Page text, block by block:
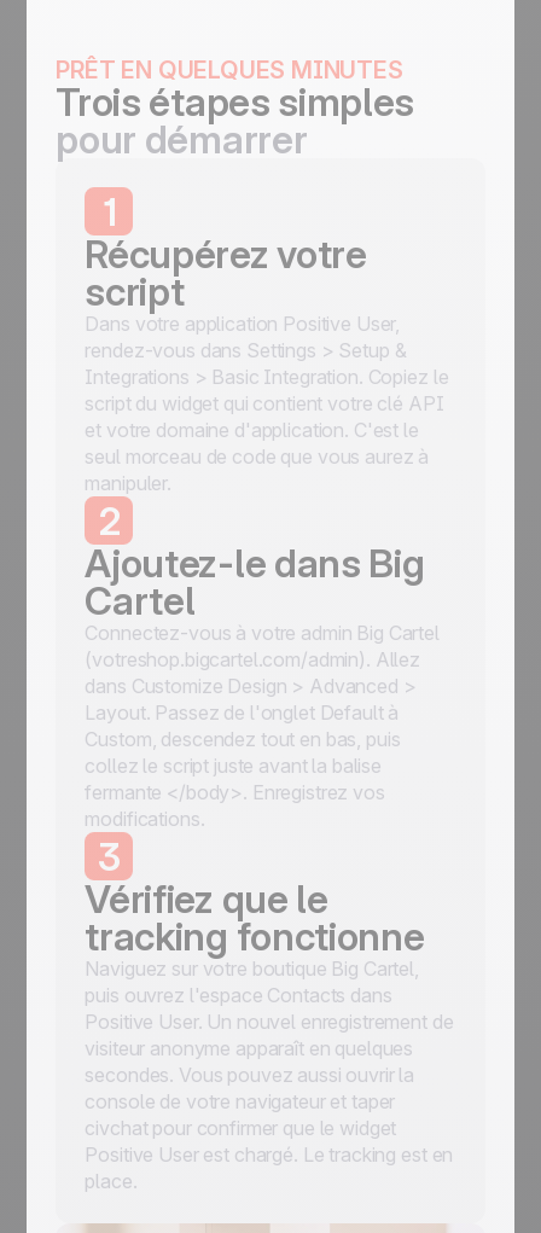
PRÊT EN QUELQUES MINUTES
Trois étapes simples
pour démarrer
1
Récupérez votre
script
Dans votre application Positive User,
rendez-vous dans Settings > Setup &
Integrations > Basic Integration. Copiez le
script du widget qui contient votre clé API
et votre domaine d'application. C'est le
seul morceau de code que vous aurez à
manipuler.
2
Ajoutez-le dans Big
Cartel
Connectez-vous à votre admin Big Cartel
(votreshop.bigcartel.com/admin). Allez
dans Customize Design > Advanced >
Layout. Passez de l'onglet Default à
Custom, descendez tout en bas, puis
collez le script juste avant la balise
fermante </body>. Enregistrez vos
modifications.
3
Vérifiez que le
tracking fonctionne
Naviguez sur votre boutique Big Cartel,
puis ouvrez l'espace Contacts dans
Positive User. Un nouvel enregistrement de
visiteur anonyme apparaît en quelques
secondes. Vous pouvez aussi ouvrir la
console de votre navigateur et taper
civchat pour confirmer que le widget
Positive User est chargé. Le tracking est en
place.